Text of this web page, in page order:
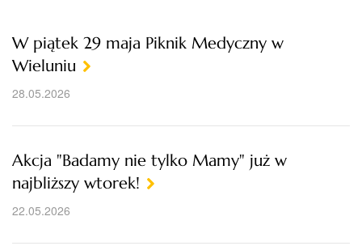
W piątek 29 maja Piknik Medyczny w
Wieluniu
28.05.2026
Akcja "Badamy nie tylko Mamy" już w
najbliższy wtorek!
22.05.2026